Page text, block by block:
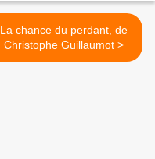
La chance du perdant, de
Christophe Guillaumot >